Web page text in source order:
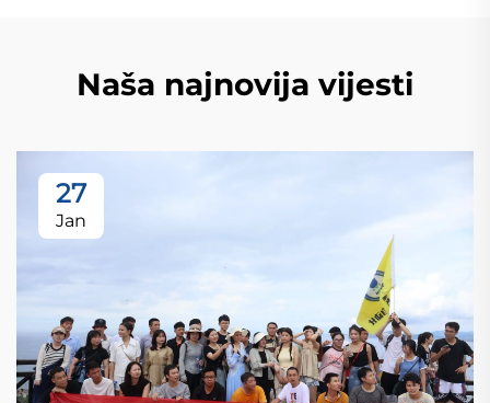
Naša najnovija vijesti
27
Jan